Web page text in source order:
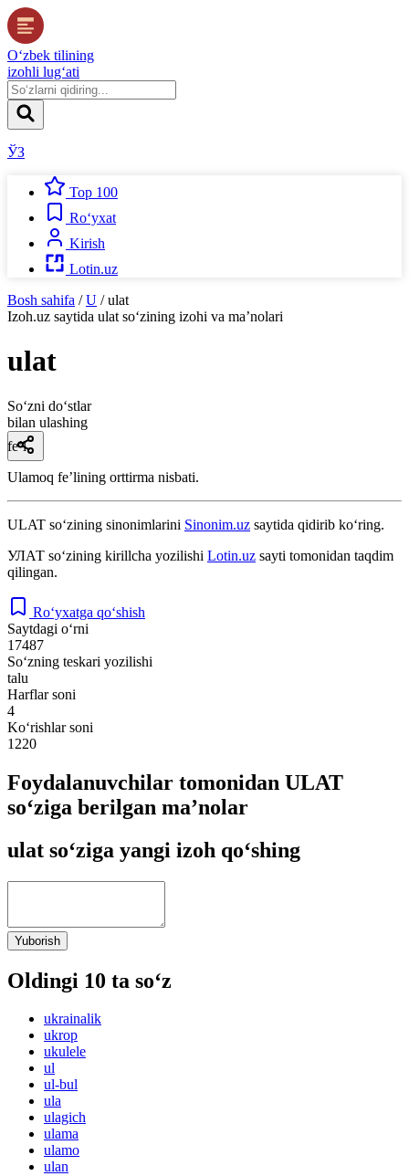
O‘zbek tilining
izohli lug‘ati
ЎЗ
Top 100
Ro‘yxat
Kirish
Lotin.uz
Bosh sahifa / U / ulat
Izoh.uz saytida ulat so‘zining izohi va ma’nolari
ulat
So‘zni do‘stlar
bilan ulashing
fe’l
Ulamoq feʼlining orttirma nisbati.
ULAT so‘zining sinonimlarini Sinonim.uz saytida qidirib ko‘ring.
УЛАТ so‘zining kirillcha yozilishi Lotin.uz sayti tomonidan taqdim
qilingan.
Ro‘yxatga qo‘shish
Saytdagi o‘rni
17487
So‘zning teskari yozilishi
talu
Harflar soni
4
Ko‘rishlar soni
1220
Foydalanuvchilar tomonidan ULAT
so‘ziga berilgan ma’nolar
ulat so‘ziga yangi izoh qo‘shing
Yuborish
Oldingi 10 ta so‘z
ukrainalik
ukrop
ukulele
ul
ul-bul
ula
ulagich
ulama
ulamo
ulan